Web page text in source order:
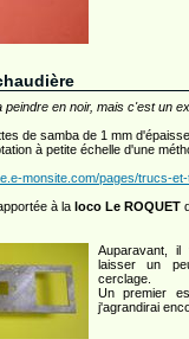
en noir, mais c'est un
de samba de 1 mm
à petite échelle d'une
monsite.com/pages/trucs-
à la loco Le ROQUET
Auparavant,
laisser un
cerclage.
Un premier
j'agrandirai